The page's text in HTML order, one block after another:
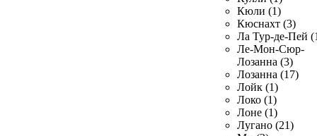
Кюли (1)
Кюснахт (3)
Ла Тур-де-Пей
Ле-Мон-Сюр-
Лозанна (3)
Лозанна (17)
Лойк (1)
Локо (1)
Лоне (1)
Лугано (21)